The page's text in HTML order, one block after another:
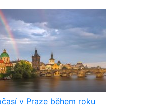
v Praze během roku